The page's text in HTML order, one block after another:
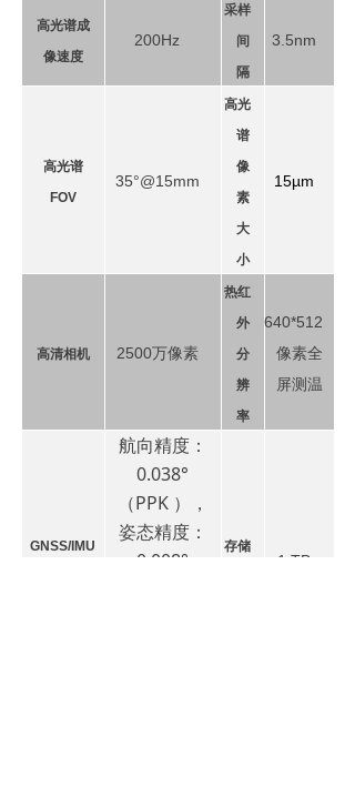
高光谱成
像速度
200Hz
采样
间
隔
3.5nm
高光谱
FOV
35°@15mm
高光
谱
像
素
大
小
15µm
高清相机 2500万像素
热红
外
分
辨
率
640*512
像素全
屏测温
GNSS/IMU
航向精度：
0.038°
（PPK ），
姿态精度：
0.008°
存储
1 TB